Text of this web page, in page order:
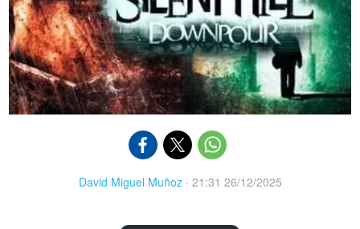
David Miguel Muñoz· 21:31 26/12/2025